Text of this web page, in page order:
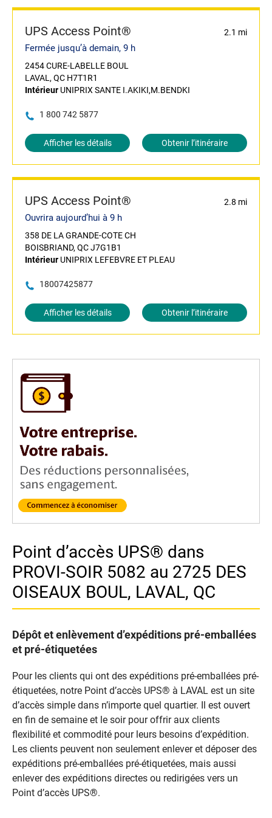
UPS Access Point® 2.1 mi
Fermée jusqu’à demain, 9 h
2454 CURE-LABELLE BOUL
LAVAL, QC H7T1R1
Intérieur UNIPRIX SANTE I.AKIKI,M.BENDKI
1 800 742 5877
Afficher les détails Obtenir l’itinéraire
UPS Access Point® 2.8 mi
Ouvrira aujourd’hui à 9 h
358 DE LA GRANDE-COTE CH
BOISBRIAND, QC J7G1B1
Intérieur UNIPRIX LEFEBVRE ET PLEAU
18007425877
Afficher les détails Obtenir l’itinéraire
Point d’accès UPS® dans
PROVI-SOIR 5082 au 2725 DES
OISEAUX BOUL, LAVAL, QC
Dépôt et enlèvement d’expéditions pré-emballées
et pré-étiquetées
Pour les clients qui ont des expéditions pré-emballées pré-
étiquetées, notre Point d’accès UPS® à LAVAL est un site
d’accès simple dans n’importe quel quartier. Il est ouvert
en fin de semaine et le soir pour offrir aux clients
flexibilité et commodité pour leurs besoins d’expédition.
Les clients peuvent non seulement enlever et déposer des
expéditions pré-emballées pré-étiquetées, mais aussi
enlever des expéditions directes ou redirigées vers un
Point d’accès UPS®.